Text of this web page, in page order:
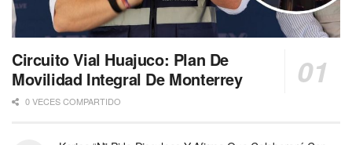
Circuito Vial Huajuco: Plan De
Movilidad Integral De Monterrey
0 VECES COMPARTIDO